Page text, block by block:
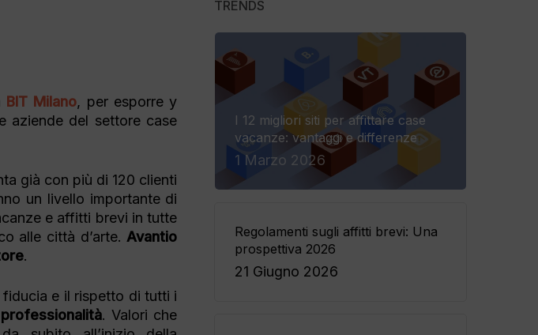
e PPC
Planet Gateway
Passa ad Avantio
Migrazione fluida, supporto completo
BIT Milano, per esporre y
aziende del settore case
già con più di 120 clienti
un livello importante di
e affitti brevi in tutte
alle città d’arte.Avantio
.
e il rispetto di tutti i
. Valori che
TRENDS
I 12 migliori siti per affittare case
vacanze: vantaggi e differenze
1 Marzo 2026
Regolamenti sugli affitti brevi: Una
prospettiva 2026
21 Giugno 2026